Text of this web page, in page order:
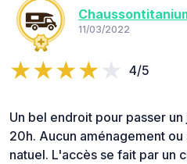
11/03/2022
4/5
Un bel endroit pour passer
20h. Aucun aménagement
natuel. L'accès se fait par un